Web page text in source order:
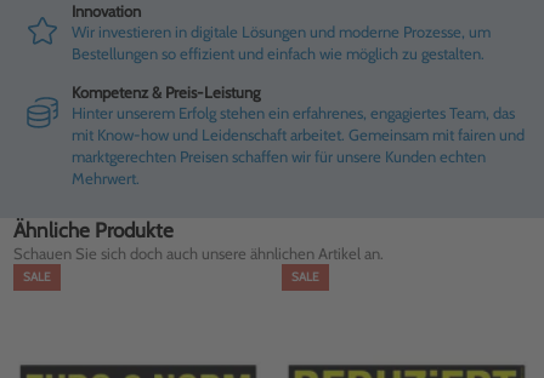
Innovation
Wir investieren in digitale Lösungen und moderne Prozesse, um
Bestellungen so effizient und einfach wie möglich zu gestalten.
Kompetenz & Preis-Leistung
Hinter unserem Erfolg stehen ein erfahrenes, engagiertes Team, das
mit Know-how und Leidenschaft arbeitet. Gemeinsam mit fairen und
marktgerechten Preisen schaffen wir für unsere Kunden echten
Mehrwert.
Ähnliche Produkte
Schauen Sie sich doch auch unsere ähnlichen Artikel an.
SALE SALE